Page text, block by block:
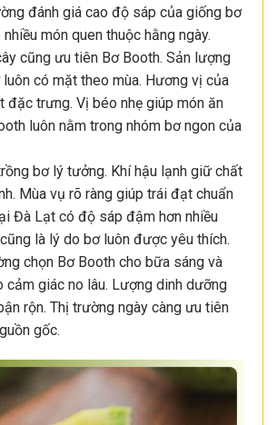
đánh giá cao độ sáp của giống bơ
nhiều món quen thuộc hằng ngày.
cũng ưu tiên Bơ Booth. Sản lượng
có mặt theo mùa. Hương vị của
đặc trưng. Vị béo nhẹ giúp món ăn
luôn nằm trong nhóm bơ ngon của
bơ lý tưởng. Khí hậu lạnh giữ chất
Mùa vụ rõ ràng giúp trái đạt chuẩn
Đà Lạt có độ sáp đậm hơn nhiều
là lý do bơ luôn được yêu thích.
chọn Bơ Booth cho bữa sáng và
cảm giác no lâu. Lượng dinh dưỡng
rộn. Thị trường ngày càng ưu tiên
gốc.